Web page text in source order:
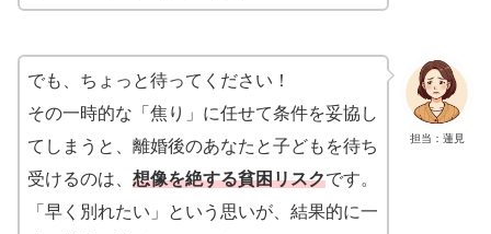
担当：蓮見
でも、ちょっと待ってください！
その一時的な「焦り」に任せて条件を妥協し
てしまうと、離婚後のあなたと子どもを待ち
受けるのは、 想像を絶する貧困リスクです。
「早く別れたい」という思いが、結果的に一